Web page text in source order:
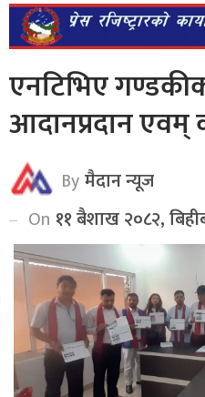
एनटिभिए
आदानप्रदान एवम्
Byमैदान न्यूज
On ११ बैशाख २०८२,